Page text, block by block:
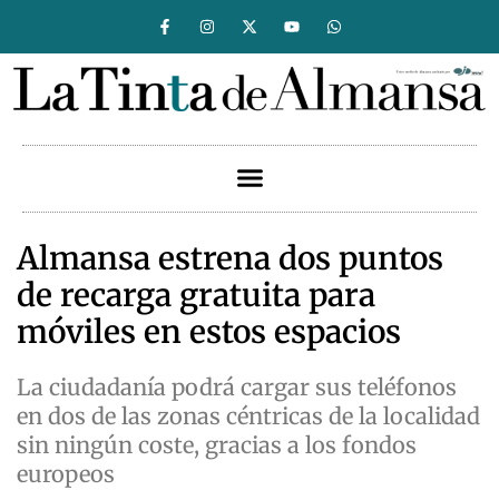
Almansa estrena dos puntos
de recarga gratuita para
móviles en estos espacios
La ciudadanía podrá cargar sus teléfonos
en dos de las zonas céntricas de la localidad
sin ningún coste, gracias a los fondos
europeos